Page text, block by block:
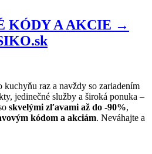
KÓDY A AKCIE →
raz a navždy so zariadením
jedinečné služby a široká ponuka –
skvelými zľavami až do -90%,
kódom a akciám. Neváhajte a